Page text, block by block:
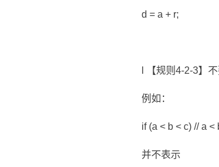
d = a + r;
l 【规则4-2-3】
例如：
if (a < b < c) // a
并不表示